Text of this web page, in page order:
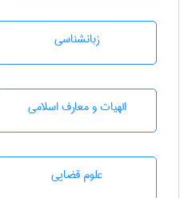
زبانشناسی
الهیات و معارف اسلامی
علوم قضایی